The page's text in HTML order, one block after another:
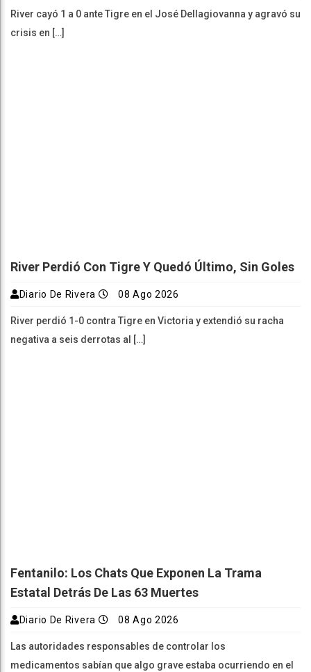
River cayó 1 a 0 ante Tigre en el José Dellagiovanna y agravó su
crisis en […]
River Perdió Con Tigre Y Quedó Último, Sin Goles
Diario De Rivera 08 Ago 2026
River perdió 1-0 contra Tigre en Victoria y extendió su racha
negativa a seis derrotas al […]
Fentanilo: Los Chats Que Exponen La Trama
Estatal Detrás De Las 63 Muertes
Diario De Rivera 08 Ago 2026
Las autoridades responsables de controlar los
medicamentos sabían que algo grave estaba ocurriendo en el